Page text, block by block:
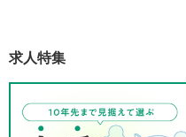
求人特集